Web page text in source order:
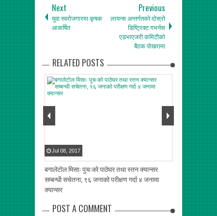
Next
युवा स्वरोजगारमा कृषक
आकर्षित
Previous
लायन्स अन्तर्गतको दोस्रो
डिष्ट्रिक्ट गभर्नस
एडभाएजरी कमिटीको
बैठक पोखरामा
RELATED POSTS
बगालेटोल मिसाः पुचःको पाठेघर तथा स्तन क्यान्सर
सम्बन्धी सचेतना, ९६ जनाको परीक्षण गर्दा ४ जनामा
क्यान्सर
Jul 08 2017
POST A COMMENT